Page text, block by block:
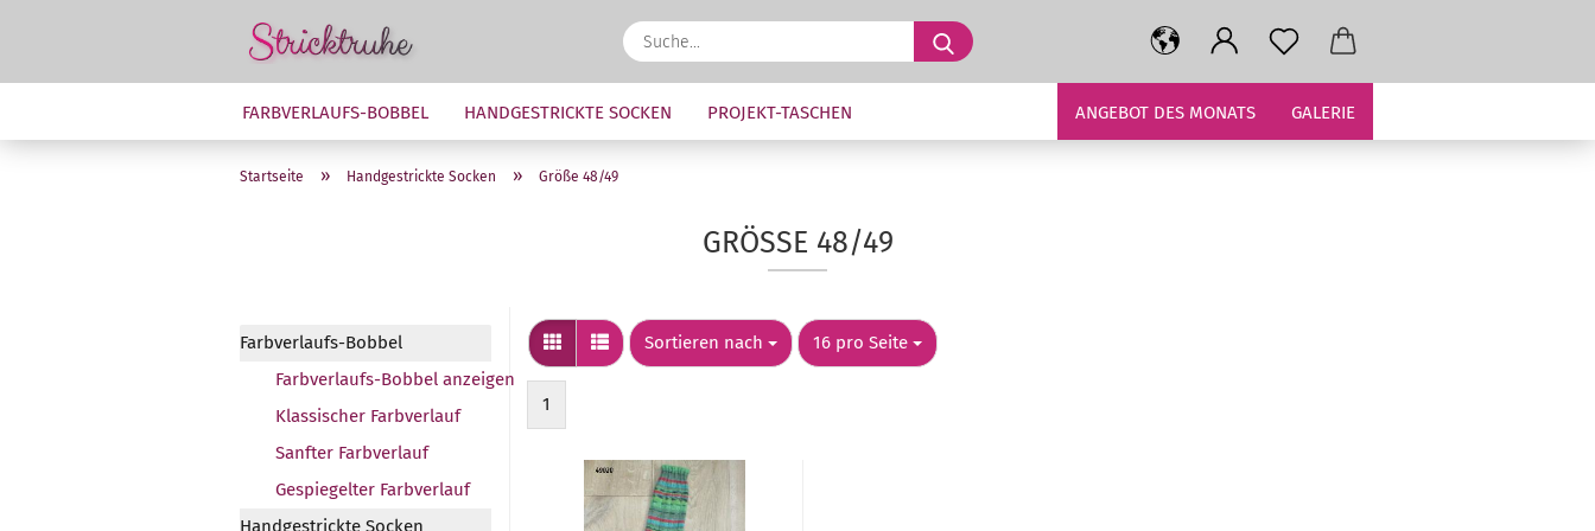
Suche...
FARBVERLAUFS-BOBBEL HANDGESTRICKTE SOCKEN PROJEKT-TASCHEN ANGEBOT DES MONATS GALERIE
Startseite » Handgestrickte Socken » Größe 48/49
GRÖSSE 48/49
Farbverlaufs-Bobbel
Farbverlaufs-Bobbel anzeigen
Klassischer Farbverlauf
Sanfter Farbverlauf
Gespiegelter Farbverlauf
Handgestrickte Socken
Sortieren nach
Sortieren nach 16 pro Seite
pro Seite
1